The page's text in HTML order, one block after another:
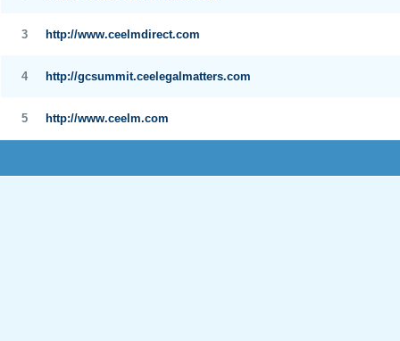
3 http://www.ceelmdirect.com
4 http://gcsummit.ceelegalmatters.com
5 http://www.ceelm.com